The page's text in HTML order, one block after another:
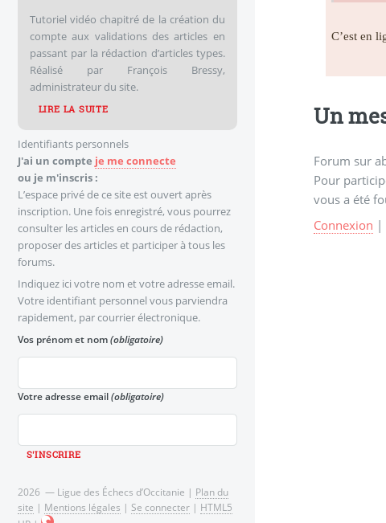
C’est en
Un
Forum sur
Pour
vous a été
Connexion |
Tutoriel vidéo chapitré de la création du
compte aux validations des articles en
passant par la rédaction d’articles types.
Réalisé par François Bressy,
administrateur du site.
LIRE LA SUITE
J'ai un compte je me connecte
ou je m'inscris :
L’espace privé de ce site est ouvert après
inscription. Une fois enregistré, vous pourrez
consulter les articles en cours de rédaction,
proposer des articles et participer à tous les
forums.
Identifiants personnels
Indiquez ici votre nom et votre adresse email.
Votre identifiant personnel vous parviendra
rapidement, par courrier électronique.
Vos prénom et nom(obligatoire)
Votre adresse email(obligatoire)
2026 — Ligue des Échecs d’Occitanie | Plan du
site | Mentions légales | Se connecter | HTML5